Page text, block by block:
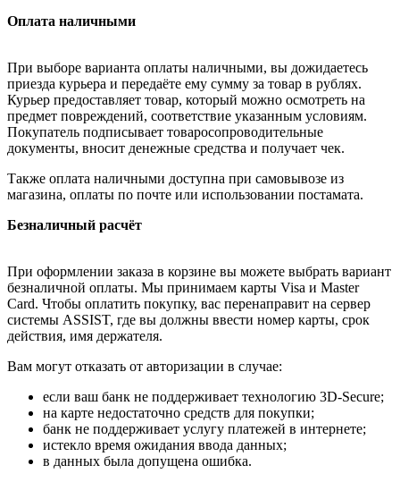
Оплата наличными
При выборе варианта оплаты наличными, вы дожидаетесь
приезда курьера и передаёте ему сумму за товар в рублях.
Курьер предоставляет товар, который можно осмотреть на
предмет повреждений, соответствие указанным условиям.
Покупатель подписывает товаросопроводительные
документы, вносит денежные средства и получает чек.
Также оплата наличными доступна при самовывозе из
магазина, оплаты по почте или использовании постамата.
Безналичный расчёт
При оформлении заказа в корзине вы можете выбрать вариант
безналичной оплаты. Мы принимаем карты Visa и Master
Card. Чтобы оплатить покупку, вас перенаправит на сервер
системы ASSIST, где вы должны ввести номер карты, срок
действия, имя держателя.
Вам могут отказать от авторизации в случае:
если ваш банк не поддерживает технологию 3D-Secure;
на карте недостаточно средств для покупки;
банк не поддерживает услугу платежей в интернете;
истекло время ожидания ввода данных;
в данных была допущена ошибка.